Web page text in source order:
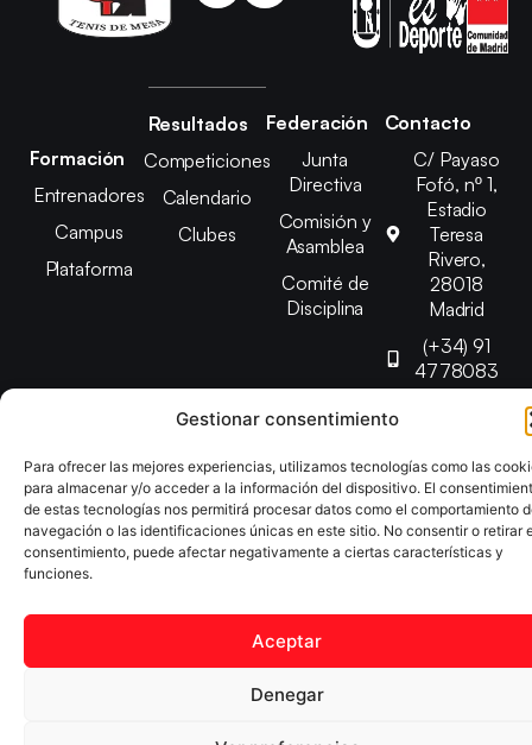
Gestionar consentimiento
Para ofrecer las mejores experiencias, utilizamos tecnologías como las
para almacenar y/o acceder a la información del dispositivo. El
de estas tecnologías nos permitirá procesar datos como el comportamiento
navegación o las identificaciones únicas en este sitio. No consentir o retirar
consentimiento, puede afectar negativamente a ciertas características y
funciones.
Aceptar
Denegar
Formación
Entrenadores
Campus
Plataforma
Resultados
Competiciones
Calendario
Clubes
Federación
Junta
Directiva
Comisión y
Asamblea
Comité de
Disciplina
Contacto
C/ Payaso
Fofó, nº 1,
Estadio
Teresa
Rivero,
28018
Madrid
(+34) 91
4778083
Copyright © 2025 Federación Madrileña de Tenis de Mesa |
Desarrollado porTOOOLS
Aviso Legal